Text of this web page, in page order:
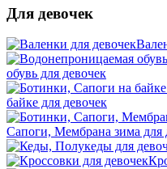
Для девочек
обувь для девочек
байке для девочек
Сапоги, Мембрана зима для